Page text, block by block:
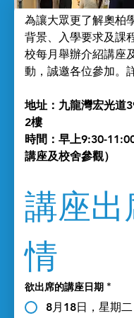
為讓大眾更了解奧柏
背景、入學要求及課
校每月舉辦介紹講座
動，誠邀各位參加。
地址：九龍灣宏光道
2樓
時間：早上9:30-
講座及校舍參觀）
講座出
情
欲出席的講座日期 *
8月18日，星期二